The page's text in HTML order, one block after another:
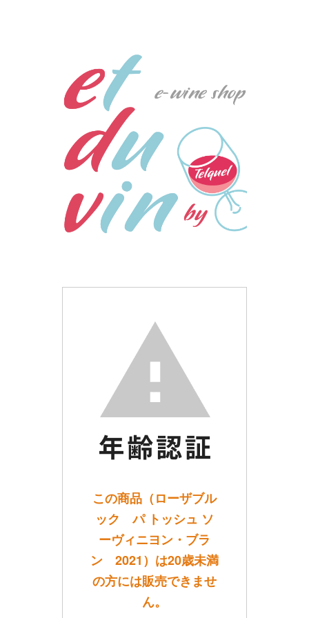
この商品（ローザブル
ック パ トッシュ ソ
ーヴィニヨン・ブラ
ン 2021）は20歳未満
の方には販売できませ
ん。